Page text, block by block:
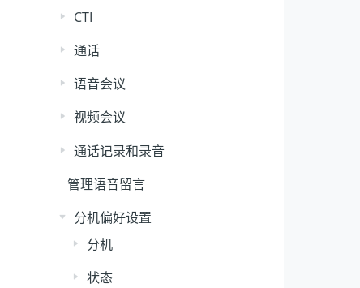
CTI
通话
语音会议
视频会议
通话记录和录音
管理语音留言
分机偏好设置
分机
状态